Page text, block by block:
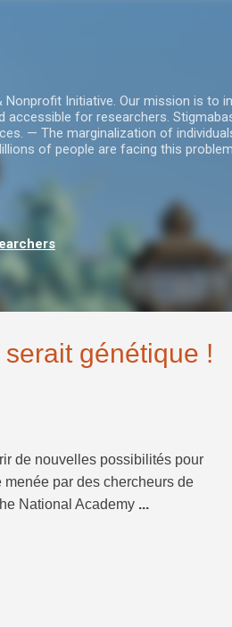
Initiative. Our mission is to
accessible for researchers.
— The marginalization of
of people are facing this problem
génétique !
de nouvelles possibilités pour
par des chercheurs de
National Academy ...